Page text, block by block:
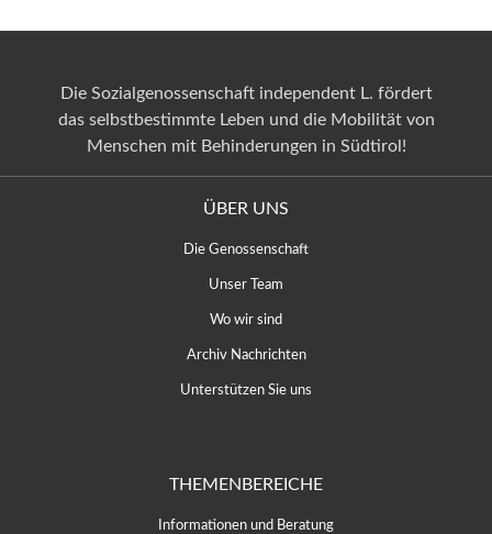
Die Sozialgenossenschaft independent L. fördert
das selbstbestimmte Leben und die Mobilität von
Menschen mit Behinderungen in Südtirol!
ÜBER UNS
Die Genossenschaft
Unser Team
Wo wir sind
Archiv Nachrichten
Unterstützen Sie uns
THEMENBEREICHE
Informationen und Beratung